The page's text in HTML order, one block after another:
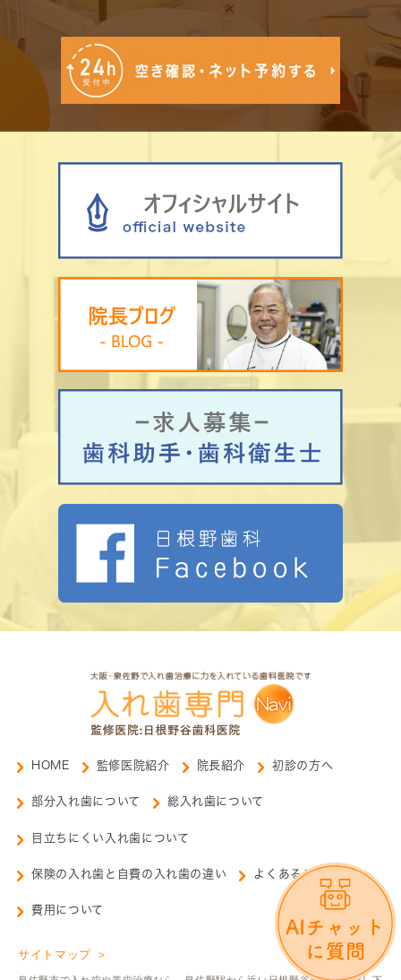
HOME 監修医院紹介 院長紹介 初診の方へ
部分入れ歯について 総入れ歯について
目立ちにくい入れ歯について
保険の入れ歯と自費の入れ歯の違い よくあるご質問
費用について
サイトマップ ＞